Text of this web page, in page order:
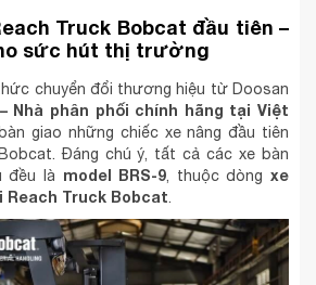
Truck Bobcat đầu tiên –
sức hút thị trường
chuyển đổi thương hiệu từ Doosan
Nhà phân phối chính hãng tại Việt
giao những chiếc xe nâng đầu tiên
Đáng chú ý, tất cả các xe bàn
đều là model BRS-9, thuộc dòngxe
Reach Truck Bobcat.